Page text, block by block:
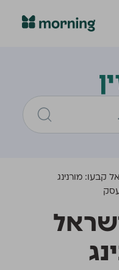
קבעו: מורנינג